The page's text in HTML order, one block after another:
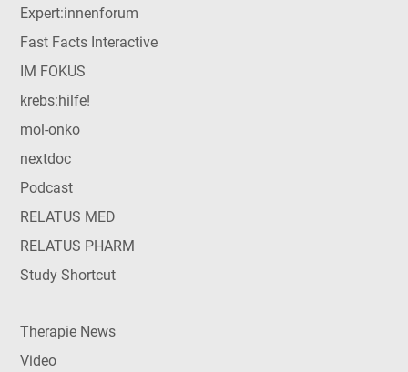
Expert:innenforum
Fast Facts Interactive
IM FOKUS
krebs:hilfe!
mol-onko
nextdoc
Podcast
RELATUS MED
RELATUS PHARM
Study Shortcut
Therapie News
Video